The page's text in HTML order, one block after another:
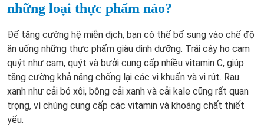
những loại thực phẩm nào?
Để tăng cường hệ miễn dịch, bạn có thể bổ sung vào chế độ
ăn uống những thực phẩm giàu dinh dưỡng. Trái cây họ cam
quýt như cam, quýt và bưởi cung cấp nhiều vitamin C, giúp
tăng cường khả năng chống lại các vi khuẩn và vi rút. Rau
xanh như cải bó xôi, bông cải xanh và cải kale cũng rất quan
trọng, vì chúng cung cấp các vitamin và khoáng chất thiết
yếu.